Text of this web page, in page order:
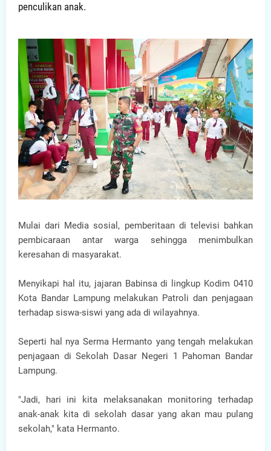
penculikan anak.
Mulai dari Media sosial, pemberitaan di televisi bahkan
pembicaraan antar warga sehingga menimbulkan
keresahan di masyarakat.
Menyikapi hal itu, jajaran Babinsa di lingkup Kodim 0410
Kota Bandar Lampung melakukan Patroli dan penjagaan
terhadap siswa-siswi yang ada di wilayahnya.
Seperti hal nya Serma Hermanto yang tengah melakukan
penjagaan di Sekolah Dasar Negeri 1 Pahoman Bandar
Lampung.
"Jadi, hari ini kita melaksanakan monitoring terhadap
anak-anak kita di sekolah dasar yang akan mau pulang
sekolah," kata Hermanto.